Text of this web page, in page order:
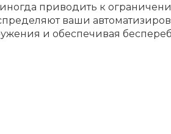
приводить к
ваши
и обеспечивая